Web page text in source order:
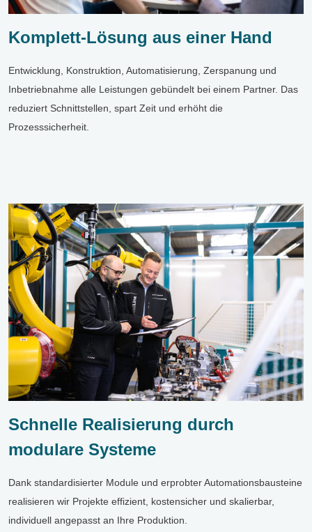
Komplett-Lösung aus einer Hand
Entwicklung, Konstruktion, Automatisierung, Zerspanung und
Inbetriebnahme alle Leistungen gebündelt bei einem Partner. Das
reduziert Schnittstellen, spart Zeit und erhöht die
Prozesssicherheit.
Schnelle Realisierung durch
modulare Systeme
Dank standardisierter Module und erprobter Automationsbausteine
realisieren wir Projekte effizient, kostensicher und skalierbar,
individuell angepasst an Ihre Produktion.